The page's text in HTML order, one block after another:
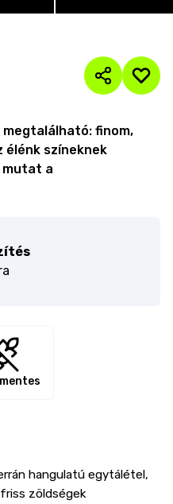
megtalálható: finom,
élénk színeknek
mutat a
hangulatú egytálétel,
zöldségek